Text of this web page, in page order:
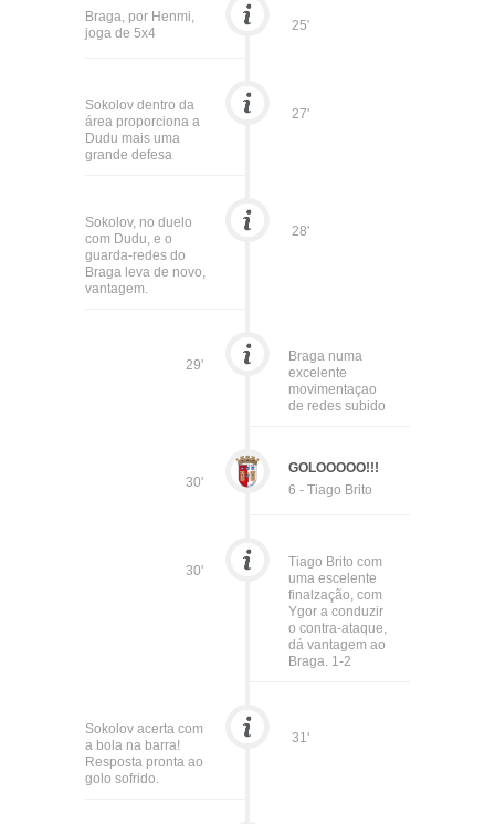
25'
Braga, por Henmi,
joga de 5x4
27'
Sokolov dentro da
área proporciona a
Dudu mais uma
grande defesa
28'
Sokolov, no duelo
com Dudu, e o
guarda-redes do
Braga leva de novo,
vantagem.
29'
Braga numa
excelente
movimentaçao
de redes subido
30'
GOLOOOOO!!!
6 - Tiago Brito
30'
Tiago Brito com
uma escelente
finalzação, com
Ygor a conduzir
o contra-ataque,
dá vantagem ao
Braga. 1-2
31'
Sokolov acerta com
a bola na barra!
Resposta pronta ao
golo sofrido.